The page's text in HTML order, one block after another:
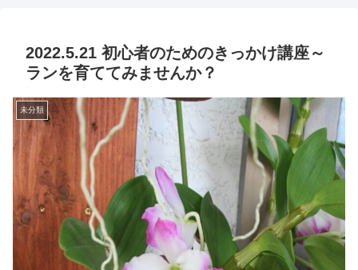
2022.5.21 初心者のためのきっかけ講座～
ランを育ててみませんか？
未分類